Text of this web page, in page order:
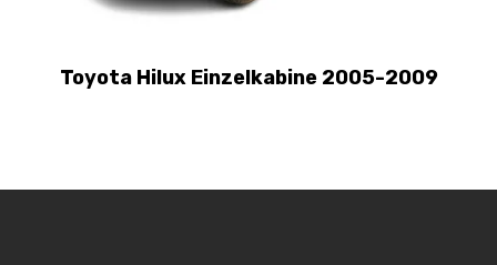
Toyota Hilux Einzelkabine 2005-2009